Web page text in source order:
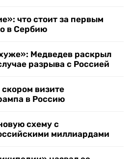
что стоит за первым
в Сербию
Медведев раскрыл
разрыва с Россией
визите
в Россию
схему с
миллиардами